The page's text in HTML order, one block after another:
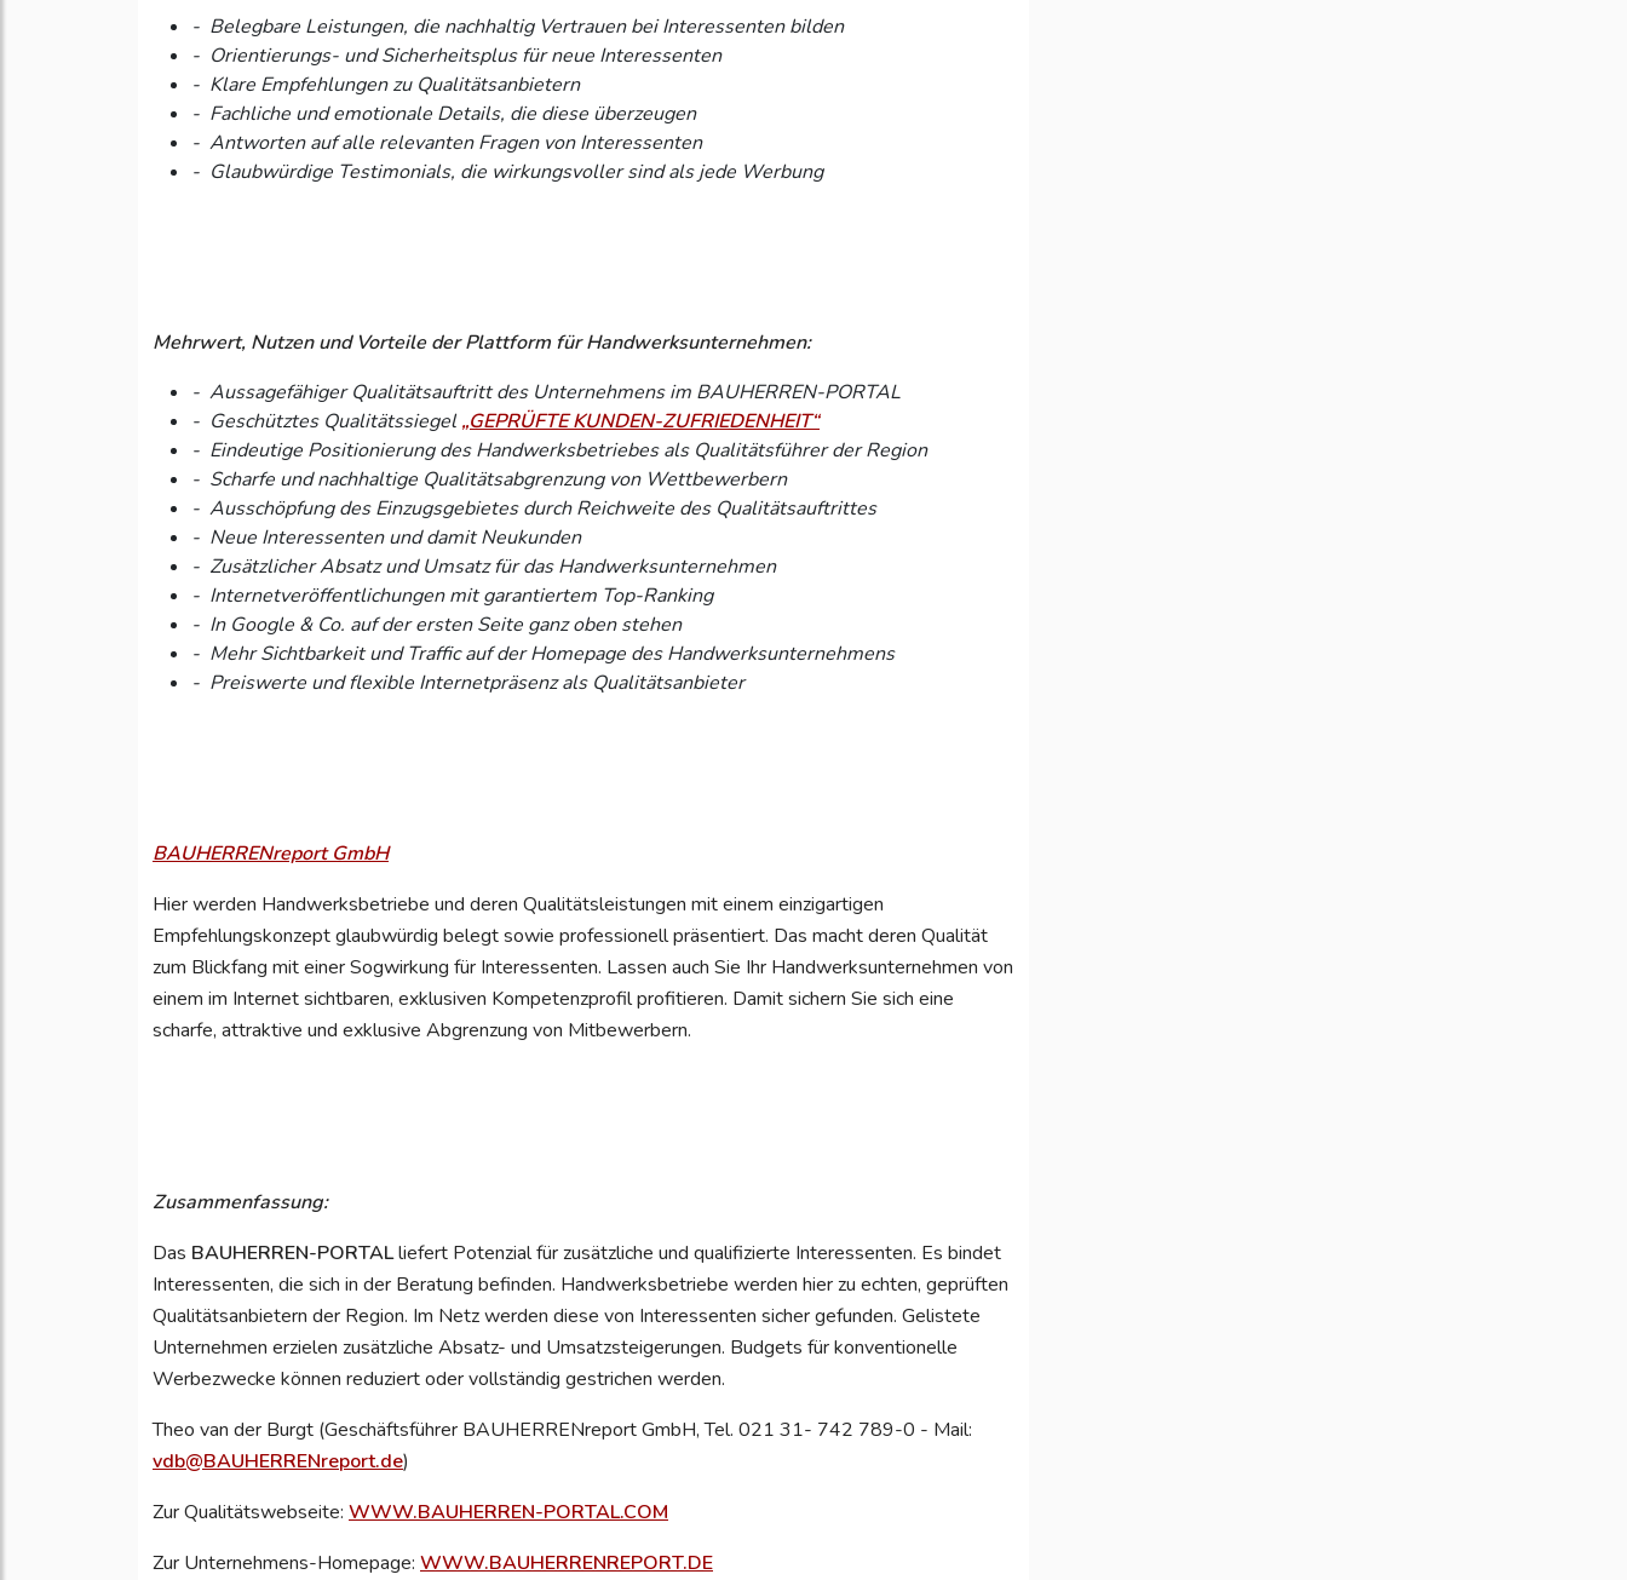
- Belegbare Leistungen, die nachhaltig Vertrauen bei Interessenten bilden
- Orientierungs- und Sicherheitsplus für neue Interessenten
- Klare Empfehlungen zu Qualitätsanbietern
- Fachliche und emotionale Details, die diese überzeugen
- Antworten auf alle relevanten Fragen von Interessenten
- Glaubwürdige Testimonials, die wirkungsvoller sind als jede Werbung
Mehrwert, Nutzen und Vorteile der Plattform für Handwerksunternehmen:
- Aussagefähiger Qualitätsauftritt des Unternehmens im BAUHERREN-PORTAL
- Geschütztes Qualitätssiegel„GEPRÜFTE KUNDEN-ZUFRIEDENHEIT“
- Eindeutige Positionierung des Handwerksbetriebes als Qualitätsführer der Region
- Scharfe und nachhaltige Qualitätsabgrenzung von Wettbewerbern
- Ausschöpfung des Einzugsgebietes durch Reichweite des Qualitätsauftrittes
- Neue Interessenten und damit Neukunden
- Zusätzlicher Absatz und Umsatz für das Handwerksunternehmen
- Internetveröffentlichungen mit garantiertem Top-Ranking
- In Google & Co. auf der ersten Seite ganz oben stehen
- Mehr Sichtbarkeit und Traffic auf der Homepage des Handwerksunternehmens
- Preiswerte und flexible Internetpräsenz als Qualitätsanbieter
BAUHERRENreport GmbH
Hier werden Handwerksbetriebe und deren Qualitätsleistungen mit einem einzigartigen
Empfehlungskonzept glaubwürdig belegt sowie professionell präsentiert. Das macht deren Qualität
zum Blickfang mit einer Sogwirkung für Interessenten. Lassen auch Sie Ihr Handwerksunternehmen von
einem im Internet sichtbaren, exklusiven Kompetenzprofil profitieren. Damit sichern Sie sich eine
scharfe, attraktive und exklusive Abgrenzung von Mitbewerbern.
Zusammenfassung:
Das BAUHERREN-PORTALliefert Potenzial für zusätzliche und qualifizierte Interessenten. Es bindet
Interessenten, die sich in der Beratung befinden. Handwerksbetriebe werden hier zu echten, geprüften
Qualitätsanbietern der Region. Im Netz werden diese von Interessenten sicher gefunden. Gelistete
Unternehmen erzielen zusätzliche Absatz- und Umsatzsteigerungen. Budgets für konventionelle
Werbezwecke können reduziert oder vollständig gestrichen werden.
Theo van der Burgt (Geschäftsführer BAUHERRENreport GmbH, Tel. 021 31- 742 789-0 - Mail:
vdb@BAUHERRENreport.de)
Zur Qualitätswebseite: WWW.BAUHERREN-PORTAL.COM
Zur Unternehmens-Homepage: WWW.BAUHERRENREPORT.DE